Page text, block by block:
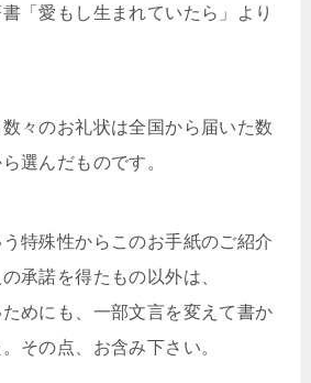
書「愛もし生まれていたら」より
々のお礼状は全国から届いた数
選んだものです。
特殊性からこのお手紙のご紹介
承諾を得たもの以外は、
めにも、一部文言を変えて書か
その点、お含み下さい。